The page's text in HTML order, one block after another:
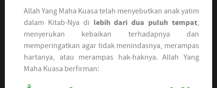
Allah Yang Maha Kuasa telah menyebutkan anak yatim
dalam Kitab-Nya di lebih dari dua puluh tempat,
menyerukan kebaikan terhadapnya dan
memperingatkan agar tidak menindasnya, merampas
hartanya, atau merampas hak-haknya. Allah Yang
Maha Kuasa berfirman: